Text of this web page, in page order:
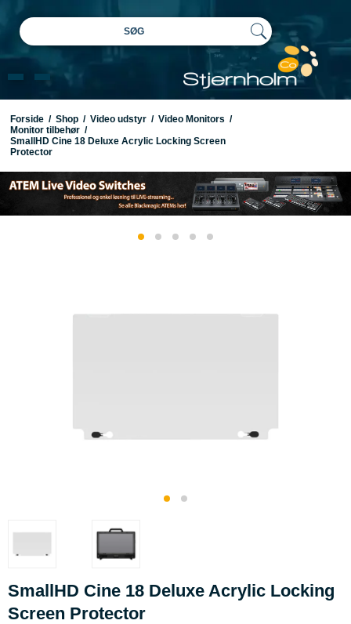
SØG
Forside / Shop / Video udstyr / Video Monitors /
Monitor tilbehør /
SmallHD Cine 18 Deluxe Acrylic Locking Screen
Protector
SmallHD Cine 18 Deluxe Acrylic Locking
Screen Protector